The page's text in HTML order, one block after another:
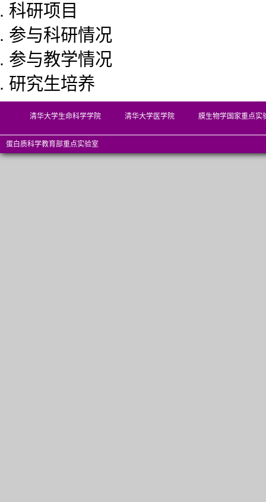
科研项目
参与科研情况
参与教学情况
研究生培养
清华大学生命科学学院 清华大学医学院 膜生物学国家重点实
蛋白质科学教育部重点实验室